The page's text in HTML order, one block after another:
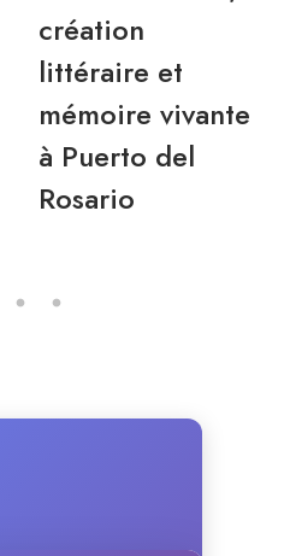
création
littéraire et
mémoire vivante
à Puerto del
Rosario